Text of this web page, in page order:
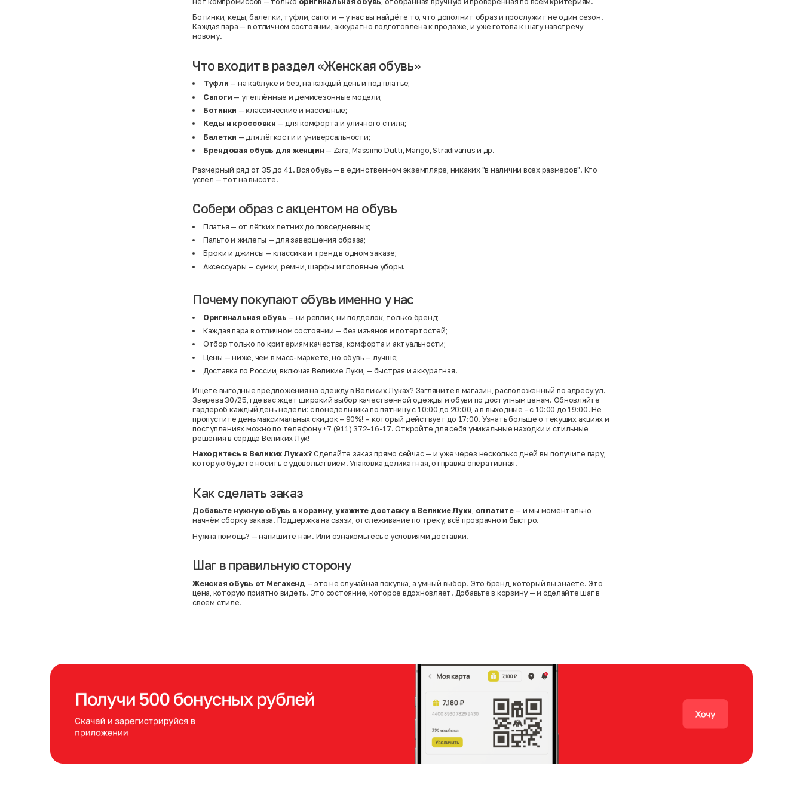
Ботинки, кеды, балетки, туфли, сапоги — у нас вы найдёте то, что дополнит образ и прослужит не один сезон.
Каждая пара — в отличном состоянии, аккуратно подготовлена к продаже, и уже готова к шагу навстречу
новому.
Что входит в раздел «Женская обувь»
Туфли — на каблуке и без, на каждый день и под платье;
Сапоги — утеплённые и демисезонные модели;
Ботинки — классические и массивные;
Кеды и кроссовки — для комфорта и уличного стиля;
Балетки — для лёгкости и универсальности;
Брендовая обувь для женщин — Zara, Massimo Dutti, Mango, Stradivarius и др.
Размерный ряд от 35 до 41. Вся обувь — в единственном экземпляре, никаких "в наличии всех размеров". Кто
успел — тот на высоте.
Собери образ с акцентом на обувь
Платья — от лёгких летних до повседневных;
Пальто и жилеты — для завершения образа;
Брюки и джинсы — классика и тренд в одном заказе;
Аксессуары — сумки, ремни, шарфы и головные уборы.
Почему покупают обувь именно у нас
Оригинальная обувь — ни реплик, ни подделок, только бренд;
Каждая пара в отличном состоянии — без изъянов и потертостей;
Отбор только по критериям качества, комфорта и актуальности;
Цены — ниже, чем в масс-маркете, но обувь — лучше;
Доставка по России, включая Великие Луки, — быстрая и аккуратная.
Ищете выгодные предложения на одежду в Великих Луках? Загляните в магазин, расположенный по адресу ул.
Зверева 30/25, где вас ждет широкий выбор качественной одежды и обуви по доступным ценам. Обновляйте
гардероб каждый день недели: с понедельника по пятницу с 10:00 до 20:00, а в выходные - с 10:00 до 19:00. Не
пропустите день максимальных скидок – 90%! – который действует до 17:00. Узнать больше о текущих акциях и
поступлениях можно по телефону +7 (911) 372-16-17. Откройте для себя уникальные находки и стильные
решения в сердце Великих Лук!
Находитесь в Великих Луках? Сделайте заказ прямо сейчас — и уже через несколько дней вы получите пару,
которую будете носить с удовольствием. Упаковка деликатная, отправка оперативная.
Как сделать заказ
Добавьте нужную обувь в корзину, укажите доставку в Великие Луки, оплатите— и мы моментально
начнём сборку заказа. Поддержка на связи, отслеживание по треку, всё прозрачно и быстро.
Нужна помощь? — напишите нам. Или ознакомьтесь с условиями доставки.
Шаг в правильную сторону
Женская обувь от Мегахенд — это не случайная покупка, а умный выбор. Это бренд, который вы знаете. Это
цена, которую приятно видеть. Это состояние, которое вдохновляет. Добавьте в корзину — и сделайте шаг в
своём стиле.